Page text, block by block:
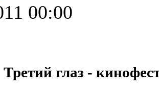
00:00
Третий глаз -